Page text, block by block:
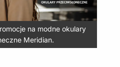
71,34 z VAT)
KOSZYKAna modne okulary
Meridian.